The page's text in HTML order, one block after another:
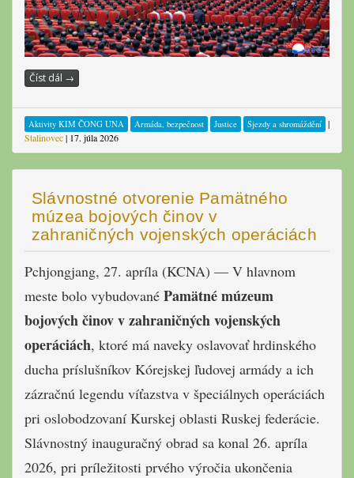
Číst dál →
Aktivity KIM ČONG UNA Armáda, bezpečnost Justice Sjezdy a shromáždění |
Stalinovec| 17. júla 2026
Slávnostné otvorenie Pamätného
múzea bojových činov v
zahraničných vojenských operáciách
Pchjongjang, 27. apríla (KCNA) — V hlavnom
meste bolo vybudované Pamätné múzeum
bojových činov v zahraničných vojenských
operáciách, ktoré má naveky oslavovať hrdinského
ducha príslušníkov Kórejskej ľudovej armády a ich
zázračnú legendu víťazstva v špeciálnych operáciách
pri oslobodzovaní Kurskej oblasti Ruskej federácie.
Slávnostný inauguračný obrad sa konal 26. apríla
2026, pri príležitosti prvého výročia ukončenia